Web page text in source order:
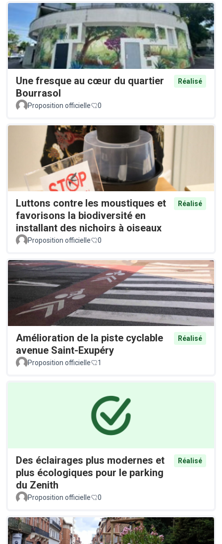
Une fresque au cœur du quartier
Bourrasol
Réalisé
Proposition officielle 0
Luttons contre les moustiques et
favorisons la biodiversité en
installant des nichoirs à oiseaux
Réalisé
Proposition officielle 0
Amélioration de la piste cyclable
avenue Saint-Exupéry
Réalisé
Proposition officielle 1
Des éclairages plus modernes et
plus écologiques pour le parking
du Zenith
Réalisé
Proposition officielle 0